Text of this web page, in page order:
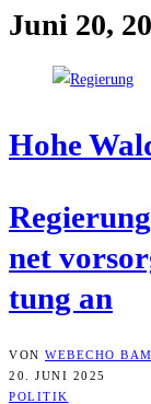
Juni 20,
Hohe
net
tung an
VON WEBECHO
20. JUNI 2025
POLITIK